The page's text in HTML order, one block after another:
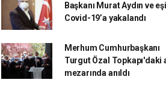
Başkanı Murat Aydın ve eşi
Covid-19’a yakalandı
Merhum Cumhurbaşkanı
Turgut Özal Topkapı'daki
mezarında anıldı